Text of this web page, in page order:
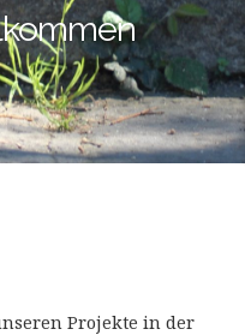
Projekte in der